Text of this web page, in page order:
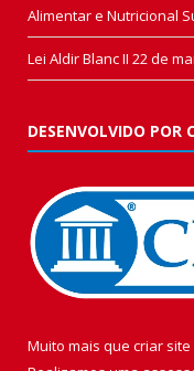
Alimentar e Nutricional
Lei Aldir Blanc II 22 de
DESENVOLVIDO POR
Muito mais que criar site